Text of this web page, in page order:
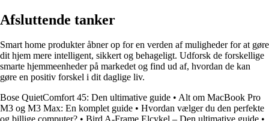
Afsluttende tanker
Smart home produkter åbner op for en verden af muligheder for at gøre
dit hjem mere intelligent, sikkert og behageligt. Udforsk de forskellige
smarte hjemmeenheder på markedet og find ud af, hvordan de kan
gøre en positiv forskel i dit daglige liv.
Bose QuietComfort 45: Den ultimative guide • Alt om MacBook Pro
M3 og M3 Max: En komplet guide • Hvordan vælger du den perfekte